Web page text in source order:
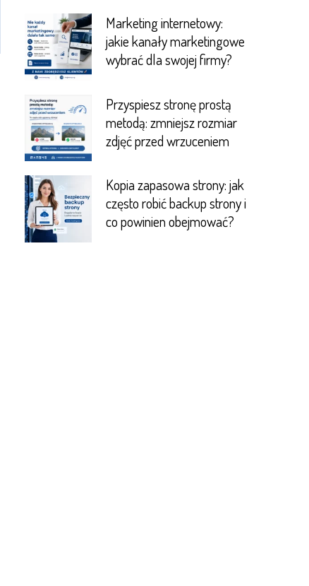
Marketing internetowy:
jakie kanały marketingowe
wybrać dla swojej firmy?
Przyspiesz stronę prostą
metodą: zmniejsz rozmiar
zdjęć przed wrzuceniem
Kopia zapasowa strony: jak
często robić backup strony i
co powinien obejmować?